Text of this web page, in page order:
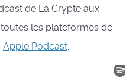
de La Crypte aux
les plateformes de
Apple Podcast